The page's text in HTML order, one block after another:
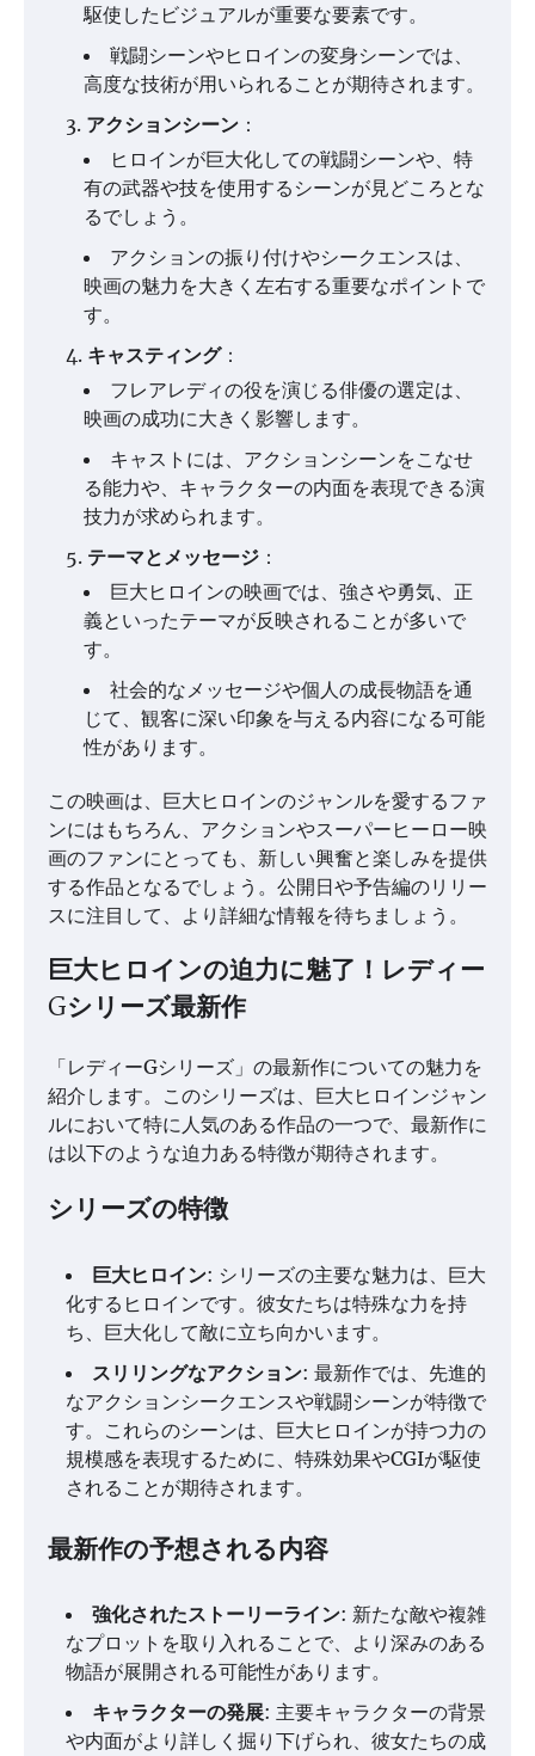
駆使したビジュアルが重要な要素です。
戦闘シーンやヒロインの変身シーンでは、
高度な技術が用いられることが期待されます。
アクションシーン ：
ヒロインが巨大化しての戦闘シーンや、特
有の武器や技を使用するシーンが見どころとな
るでしょう。
アクションの振り付けやシークエンスは、
映画の魅力を大きく左右する重要なポイントで
す。
キャスティング：
フレアレディの役を演じる俳優の選定は、
映画の成功に大きく影響します。
キャストには、アクションシーンをこなせ
る能力や、キャラクターの内面を表現できる演
技力が求められます。
テーマとメッセージ ：
巨大ヒロインの映画では、強さや勇気、正
義といったテーマが反映されることが多いで
す。
社会的なメッセージや個人の成長物語を通
じて、観客に深い印象を与える内容になる可能
性があります。
この映画は、巨大ヒロインのジャンルを愛するファ
ンにはもちろん、アクションやスーパーヒーロー映
画のファンにとっても、新しい興奮と楽しみを提供
する作品となるでしょう。公開日や予告編のリリー
スに注目して、より詳細な情報を待ちましょう。
巨大ヒロインの迫力に魅了！レディー
Gシリーズ最新作
「レディーGシリーズ」の最新作についての魅力を
紹介します。このシリーズは、巨大ヒロインジャン
ルにおいて特に人気のある作品の一つで、最新作に
は以下のような迫力ある特徴が期待されます。
シリーズの特徴
巨大ヒロイン: シリーズの主要な魅力は、巨大
化するヒロインです。彼女たちは特殊な力を持
ち、巨大化して敵に立ち向かいます。
スリリングなアクション: 最新作では、先進的
なアクションシークエンスや戦闘シーンが特徴で
す。これらのシーンは、巨大ヒロインが持つ力の
規模感を表現するために、特殊効果やCGIが駆使
されることが期待されます。
最新作の予想される内容
強化されたストーリーライン: 新たな敵や複雑
なプロットを取り入れることで、より深みのある
物語が展開される可能性があります。
キャラクターの発展: 主要キャラクターの背景
や内面がより詳しく掘り下げられ、彼女たちの成